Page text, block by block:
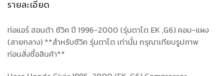
รายละเอียด
ท่อแอร์ ฮอนด้า ซีวิค ปี 1996-2000 (รุ่นตาโต EK ,G6) คอม-แผง
(สายกลาง) **สำหรับซีวิค รุ่นตาโต เท่านั้น กรุณาเทียบรูปภาพ
ก่อนสั่งซื้อสินค้า**